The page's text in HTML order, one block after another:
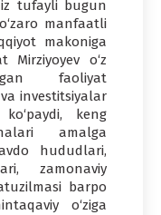
tufayli bugun
manfaatli
makoniga
Mirziyoyev o‘z
faoliyat
investitsiyalar
keng
amalga
hududlari,
zamonaviy
barpo
o‘ziga